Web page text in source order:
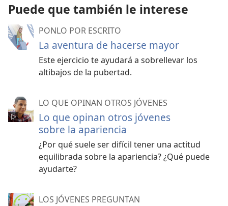
Puede que también le interese
PONLO POR ESCRITO
La aventura de hacerse mayor
Este ejercicio te ayudará a sobrellevar los
altibajos de la pubertad.
LO QUE OPINAN OTROS JÓVENES
Lo que opinan otros jóvenes
sobre la apariencia
¿Por qué suele ser difícil tener una actitud
equilibrada sobre la apariencia? ¿Qué puede
ayudarte?
LOS JÓVENES PREGUNTAN